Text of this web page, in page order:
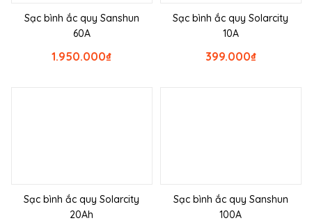
Sạc bình ắc quy Sanshun
60A
₫
1.950.000
Sạc bình ắc quy Solarcity
10A
₫
399.000
Sạc bình ắc quy Solarcity
20Ah
Sạc bình ắc quy Sanshun
100A